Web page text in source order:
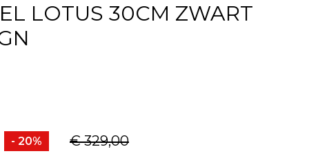
LOTUS 30CM ZWART
- 20% € 329,00